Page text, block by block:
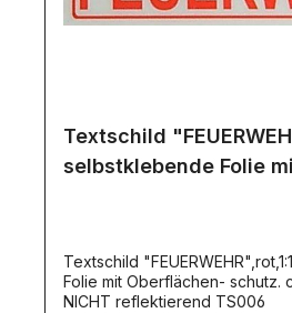
Textschild
selbstklebende Folie
Textschild
Folie mit Oberflächen- schutz.
NICHT reflektierend TS006